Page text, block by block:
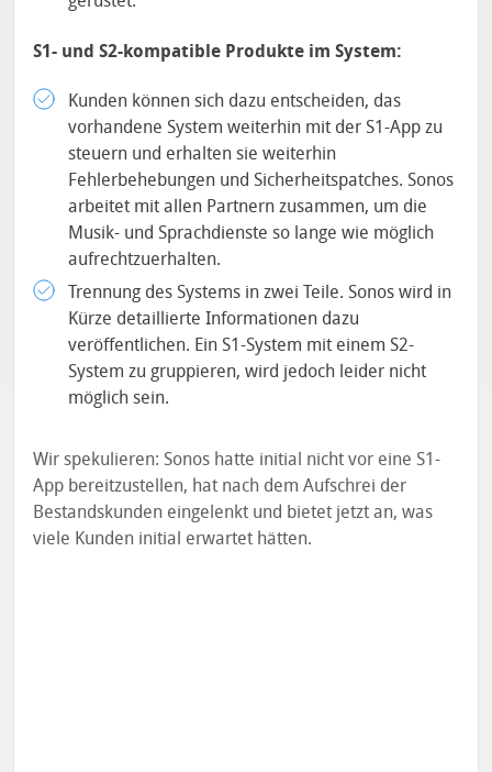
S1- und S2-kompatible Produkte im System:
Kunden können sich dazu entscheiden, das
vorhandene System weiterhin mit der S1-App zu
steuern und erhalten sie weiterhin
Fehlerbehebungen und Sicherheitspatches. Sonos
arbeitet mit allen Partnern zusammen, um die
Musik- und Sprachdienste so lange wie möglich
aufrechtzuerhalten.
Trennung des Systems in zwei Teile. Sonos wird in
Kürze detaillierte Informationen dazu
veröffentlichen. Ein S1-System mit einem S2-
System zu gruppieren, wird jedoch leider nicht
möglich sein.
Wir spekulieren: Sonos hatte initial nicht vor eine S1-
App bereitzustellen, hat nach dem Aufschrei der
Bestandskunden eingelenkt und bietet jetzt an, was
viele Kunden initial erwartet hätten.